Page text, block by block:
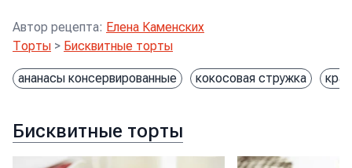
Автор рецепта: Елена Каменских
Торты > Бисквитные торты
ананасы консервированные кокосовая стружка
Бисквитные торты